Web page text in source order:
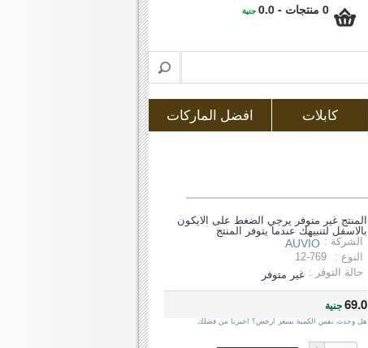
0 منتجات - 0.0 جنية
كابلات افضل الماركات
المنتج غير متوفر يرجي الضغط على الايكون
بالاسفل لتنبيهك عندما يتوفر المنتج
الشركة : AUVIO
النوع :
12-769
حالة التوفر : غير متوفر
69.0جنية
هل وجدت نفس الكمية بسعر ارخص؟ اخبرنا من فضلك